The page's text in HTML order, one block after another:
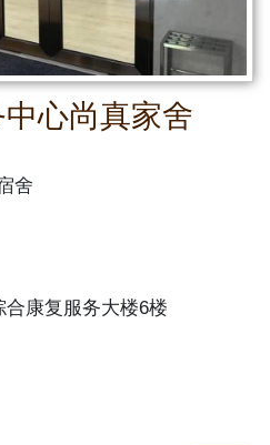
心尚真家舍
舍
康复服务大楼6楼